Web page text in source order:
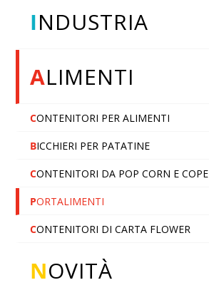
INDUSTRIA
ALIMENTI
CONTENITORI PER ALIMENTI
BICCHIERI PER PATATINE
CONTENITORI DA POP CORN E
PORTALIMENTI
CONTENITORI DI CARTA FLOWER
NOVITÀ